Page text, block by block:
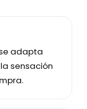
adapta
sensación